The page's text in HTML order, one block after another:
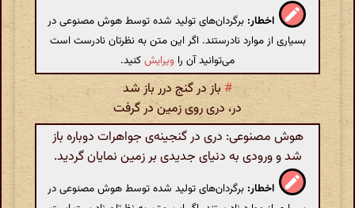
اخطار: برگردان‌های تولید شده توسط هوش مصنوعی در
بسیاری از موارد نادرستند. اگر این متن به نظرتان نادرست است
می‌توانید آن را ویرایشکنید.
# باز در گنج درر باز شد
در، دری روی زمین در گرفت
هوش مصنوعی: دری در گنجینه‌ی جواهرات دوباره باز
شد و ورودی به دنیای جدیدی بر زمین نمایان گردید.
اخطار: برگردان‌های تولید شده توسط هوش مصنوعی در